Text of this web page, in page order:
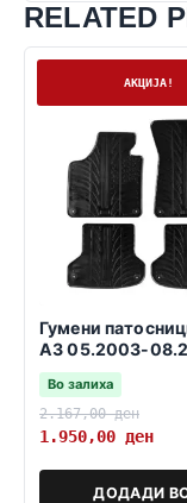
RELATED
АКЦИЈА!
Гумени
A3 05.2003-
и 5 врати SB
Во залиха
2.167,00ден
1.950,00 ден
ДОДАДИ